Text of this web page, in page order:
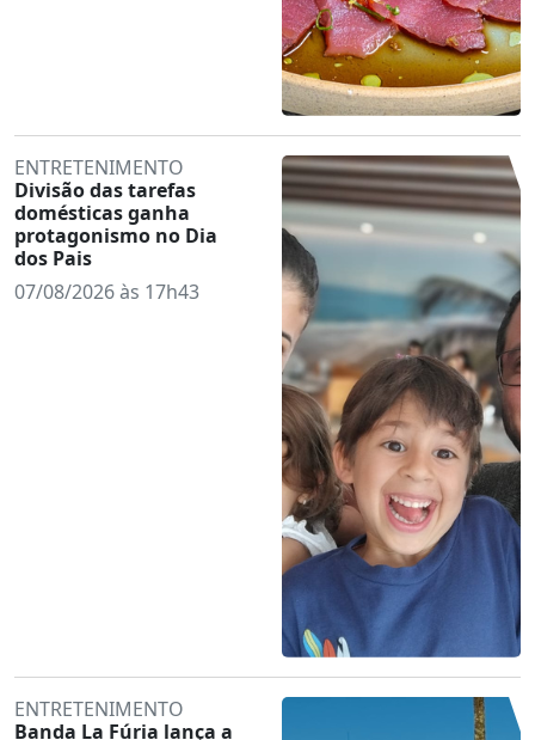
ENTRETENIMENTO
Divisão das tarefas
domésticas ganha
protagonismo no Dia
dos Pais
07/08/2026 às 17h43
ENTRETENIMENTO
Banda La Fúria lança a